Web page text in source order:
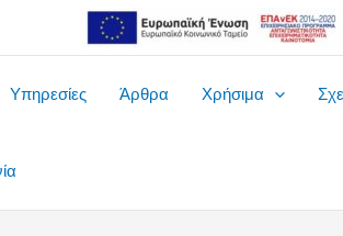
Υπηρεσίες Άρθρα Χρήσιμα